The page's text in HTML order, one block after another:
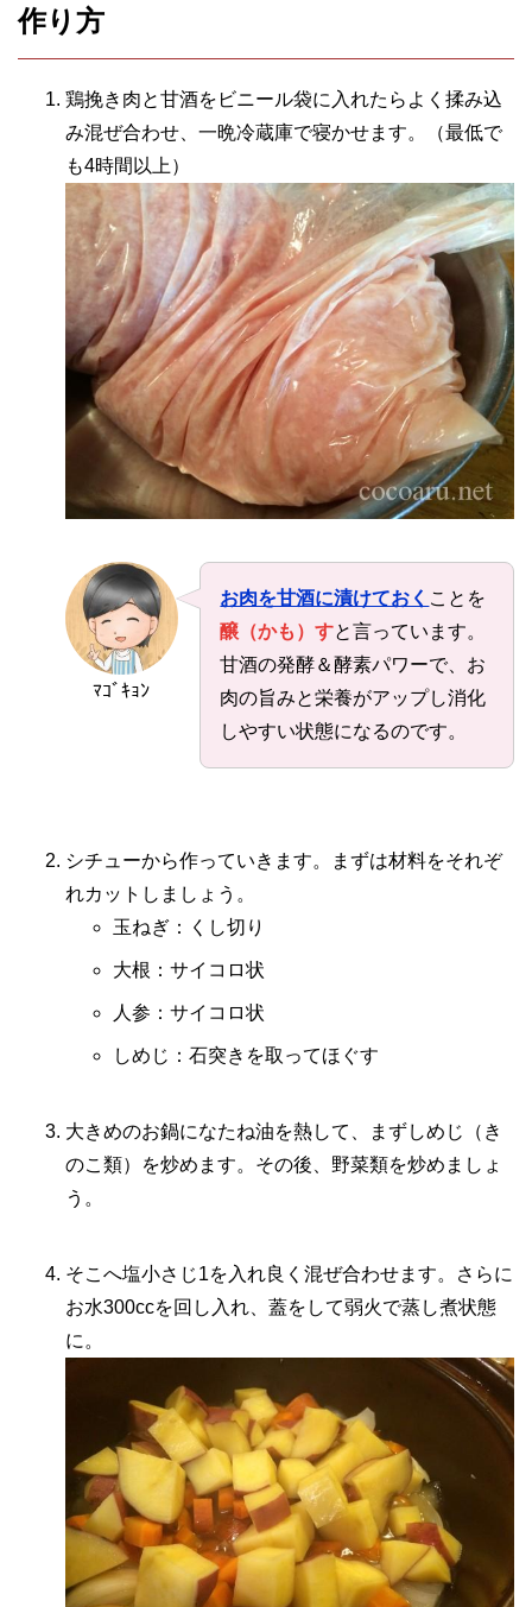
作り方
鶏挽き肉と甘酒をビニール袋に入れたらよく揉み込
み混ぜ合わせ、一晩冷蔵庫で寝かせます。（最低で
も4時間以上）
ﾏｺﾞｷｮﾝ
お肉を甘酒に漬けておく ことを
醸（かも）すと言っています。
甘酒の発酵＆酵素パワーで、お
肉の旨みと栄養がアップし消化
しやすい状態になるのです。
シチューから作っていきます。まずは材料をそれぞ
れカットしましょう。
玉ねぎ：くし切り
大根：サイコロ状
人参：サイコロ状
しめじ：石突きを取ってほぐす
大きめのお鍋になたね油を熱して、まずしめじ（き
のこ類）を炒めます。その後、野菜類を炒めましょ
う。
そこへ塩小さじ1を入れ良く混ぜ合わせます。さらに
お水300ccを回し入れ、蓋をして弱火で蒸し煮状態
に。